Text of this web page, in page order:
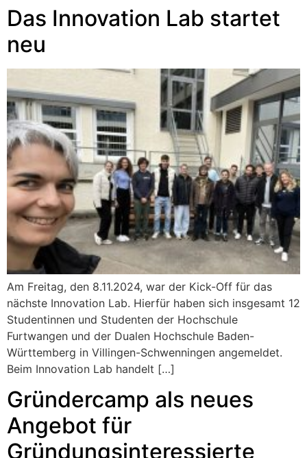
Das Innovation Lab startet
neu
Am Freitag, den 8.11.2024, war der Kick-Off für das
nächste Innovation Lab. Hierfür haben sich insgesamt 12
Studentinnen und Studenten der Hochschule
Furtwangen und der Dualen Hochschule Baden-
Württemberg in Villingen-Schwenningen angemeldet.
Beim Innovation Lab handelt […]
Gründercamp als neues
Angebot für
Gründungsinteressierte